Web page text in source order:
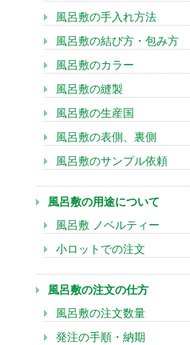
風呂敷の手入れ方法
風呂敷の結び方・包み方
風呂敷のカラー
風呂敷の縫製
風呂敷の生産国
風呂敷の表側、裏側
風呂敷のサンプル依頼
風呂敷の用途について
風呂敷 ノベルティー
小ロットでの注文
風呂敷の注文の仕方
風呂敷の注文数量
発注の手順・納期